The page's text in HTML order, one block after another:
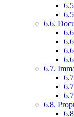
6.6.
6.7.
6.8.